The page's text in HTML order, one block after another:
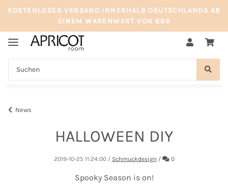
KOSTENLOSER VERSAND INNERHALB DEUTSCHLANDS AB
EINEM WARENWERT VON €69
News
HALLOWEEN DIY
2019-10-25 11:24:00 / Schmuckdesign / Kommentare
0
Spooky Season is on!